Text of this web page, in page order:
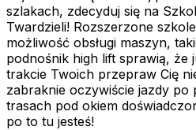
szlakach, zdecyduj się na
Twardzieli! Rozszerzone
możliwość obsługi maszyn,
podnośnik high lift sprawią, że
trakcie Twoich przepraw Cię
zabraknie oczywiście jazdy po
trasach pod okiem
po to tu jesteś!